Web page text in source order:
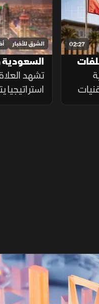
02:27
لبناء تحالف
الشرق للأخبار
السعودية
مستقبل
تشهد
توسع